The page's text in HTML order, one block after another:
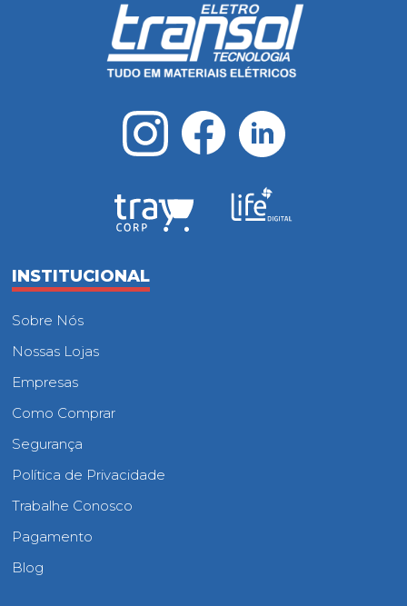
INSTITUCIONAL
Sobre Nós
Nossas Lojas
Empresas
Como Comprar
Segurança
Política de Privacidade
Trabalhe Conosco
Pagamento
Blog